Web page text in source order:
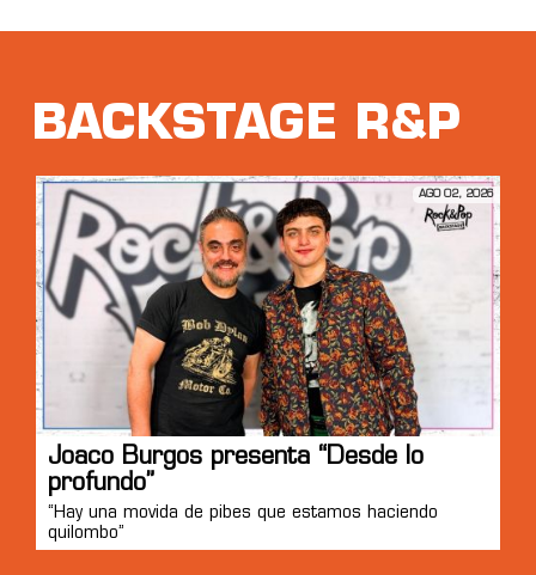
BACKSTAGE R&P
AGO 02, 2026
Joaco Burgos presenta “Desde lo
profundo”
“Hay una movida de pibes que estamos haciendo
quilombo”